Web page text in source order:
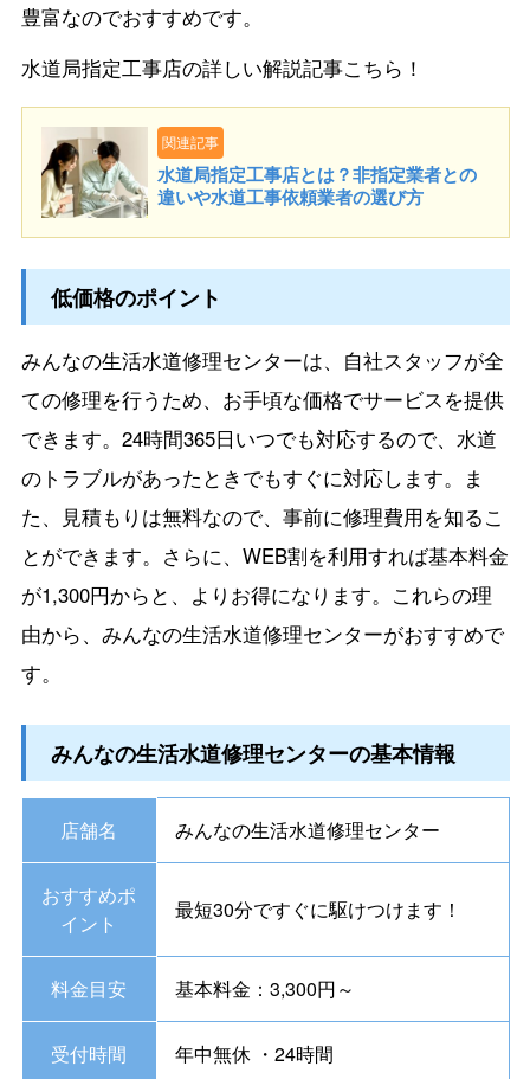
豊富なのでおすすめです。
水道局指定工事店の詳しい解説記事こちら！
関連記事
水道局指定工事店とは？非指定業者との
違いや水道工事依頼業者の選び方
低価格のポイント
みんなの生活水道修理センターは、自社スタッフが全
ての修理を行うため、お手頃な価格でサービスを提供
できます。24時間365日いつでも対応するので、水道
のトラブルがあったときでもすぐに対応します。ま
た、見積もりは無料なので、事前に修理費用を知るこ
とができます。さらに、WEB割を利用すれば基本料金
が1,300円からと、よりお得になります。これらの理
由から、みんなの生活水道修理センターがおすすめで
す。
みんなの生活水道修理センターの基本情報
店舗名 みんなの生活水道修理センター
おすすめポ
イント
最短30分ですぐに駆けつけます！
料金目安 基本料金：3,300円～
受付時間 年中無休 ・24時間